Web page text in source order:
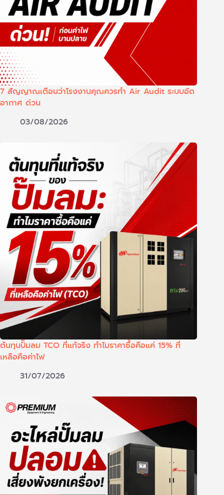
7 สัญญาณเตือนว่าโรงงานคุณควรทำ Air Audit ระบบอัด
อากาศ ด่วน
03/08/2026
ต้นทุนปั๊มลม TCO ที่แท้จริง ทำไมราคาซื้อคือแค่ 15% ที่
เหลือคือค่าไฟ
31/07/2026